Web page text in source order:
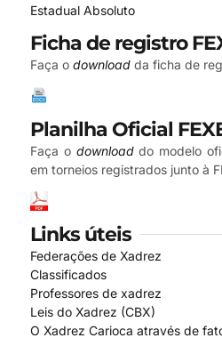
Estadual Absoluto
Ficha de registro
Faça o download da ficha de
Planilha Oficial
Faça o downloaddo modelo
em torneios registrados junto à
Links úteis
Federações de Xadrez
Classificados
Professores de xadrez
Leis do Xadrez (CBX)
O Xadrez Carioca através de